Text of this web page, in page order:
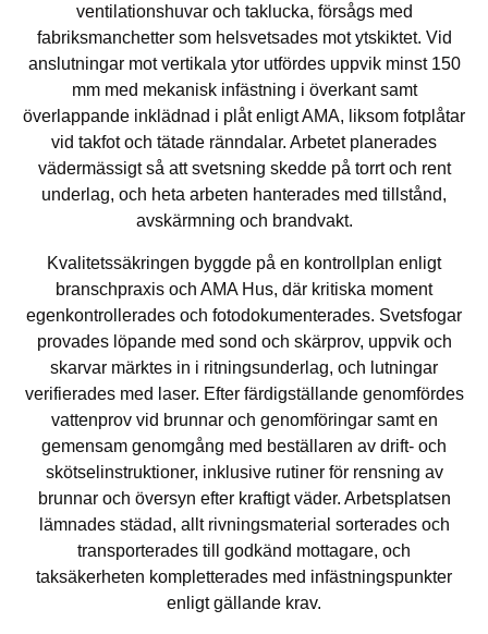
ventilationshuvar och taklucka, försågs med
fabriksmanchetter som helsvetsades mot ytskiktet. Vid
anslutningar mot vertikala ytor utfördes uppvik minst 150
mm med mekanisk infästning i överkant samt
överlappande inklädnad i plåt enligt AMA, liksom fotplåtar
vid takfot och tätade ränndalar. Arbetet planerades
vädermässigt så att svetsning skedde på torrt och rent
underlag, och heta arbeten hanterades med tillstånd,
avskärmning och brandvakt.
Kvalitetssäkringen byggde på en kontrollplan enligt
branschpraxis och AMA Hus, där kritiska moment
egenkontrollerades och fotodokumenterades. Svetsfogar
provades löpande med sond och skärprov, uppvik och
skarvar märktes in i ritningsunderlag, och lutningar
verifierades med laser. Efter färdigställande genomfördes
vattenprov vid brunnar och genomföringar samt en
gemensam genomgång med beställaren av drift- och
skötselinstruktioner, inklusive rutiner för rensning av
brunnar och översyn efter kraftigt väder. Arbetsplatsen
lämnades städad, allt rivningsmaterial sorterades och
transporterades till godkänd mottagare, och
taksäkerheten kompletterades med infästningspunkter
enligt gällande krav.